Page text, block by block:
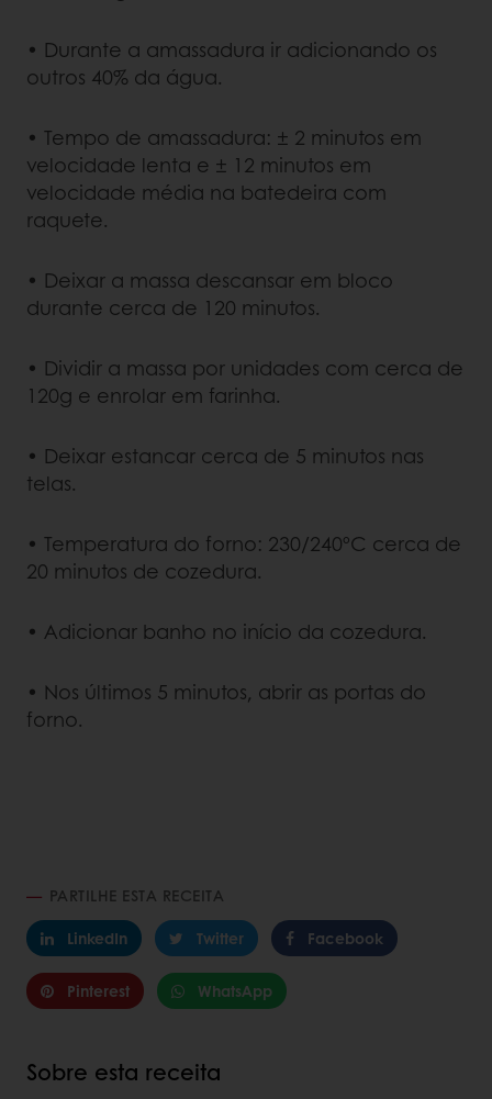
• Durante a amassadura ir adicionando os
outros 40% da água.
• Tempo de amassadura: ± 2 minutos em
velocidade lenta e ± 12 minutos em
velocidade média na batedeira com
raquete.
• Deixar a massa descansar em bloco
durante cerca de 120 minutos.
• Dividir a massa por unidades com cerca de
120g e enrolar em farinha.
• Deixar estancar cerca de 5 minutos nas
telas.
• Temperatura do forno: 230/240ºC cerca de
20 minutos de cozedura.
• Adicionar banho no início da cozedura.
• Nos últimos 5 minutos, abrir as portas do
forno.
PARTILHE ESTA RECEITA
LinkedIn
Twitter Facebook
Pinterest WhatsApp
Sobre esta receita